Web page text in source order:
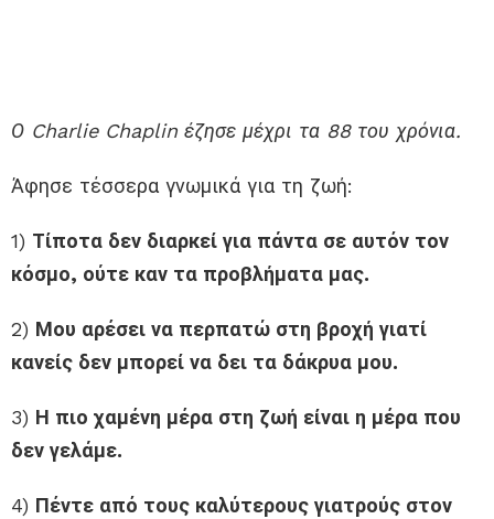
Ο Charlie Chaplin έζησε μέχρι τα 88 του χρόνια.
Άφησε τέσσερα γνωμικά για τη ζωή:
1) Τίποτα δεν διαρκεί για πάντα σε αυτόν τον
κόσμο, ούτε καν τα προβλήματα μας.
2) Μου αρέσει να περπατώ στη βροχή γιατί
κανείς δεν μπορεί να δει τα δάκρυα μου.
3) Η πιο χαμένη μέρα στη ζωή είναι η μέρα που
δεν γελάμε.
4) Πέντε από τους καλύτερους γιατρούς στον